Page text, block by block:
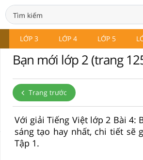
LỚP 3 LỚP 4 LỚP 5
Bạn mới lớp 2 (trang
Trang trước
Với giải Tiếng Việt lớp 2 Bài 4:
sáng tạo hay nhất, chi tiết sẽ
Tập 1.